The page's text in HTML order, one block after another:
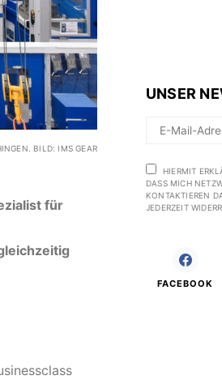
BILD: IMS GEAR
für
UNSER
HIERMIT
DASS MICH
KONTAKTIEREN
JEDERZEIT
FACEBOOK